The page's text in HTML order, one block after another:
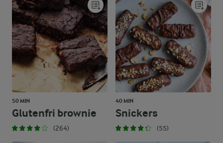
50 MIN
Glutenfri brownie
(264)
40 MIN
Snickers
(55)